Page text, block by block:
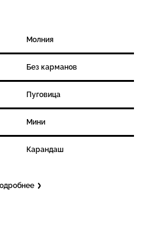
Молния
Без карманов
Пуговица
Мини
Карандаш